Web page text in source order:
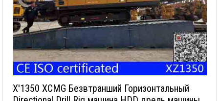
X'1350 XCMG Безвтранший Горизонтальный